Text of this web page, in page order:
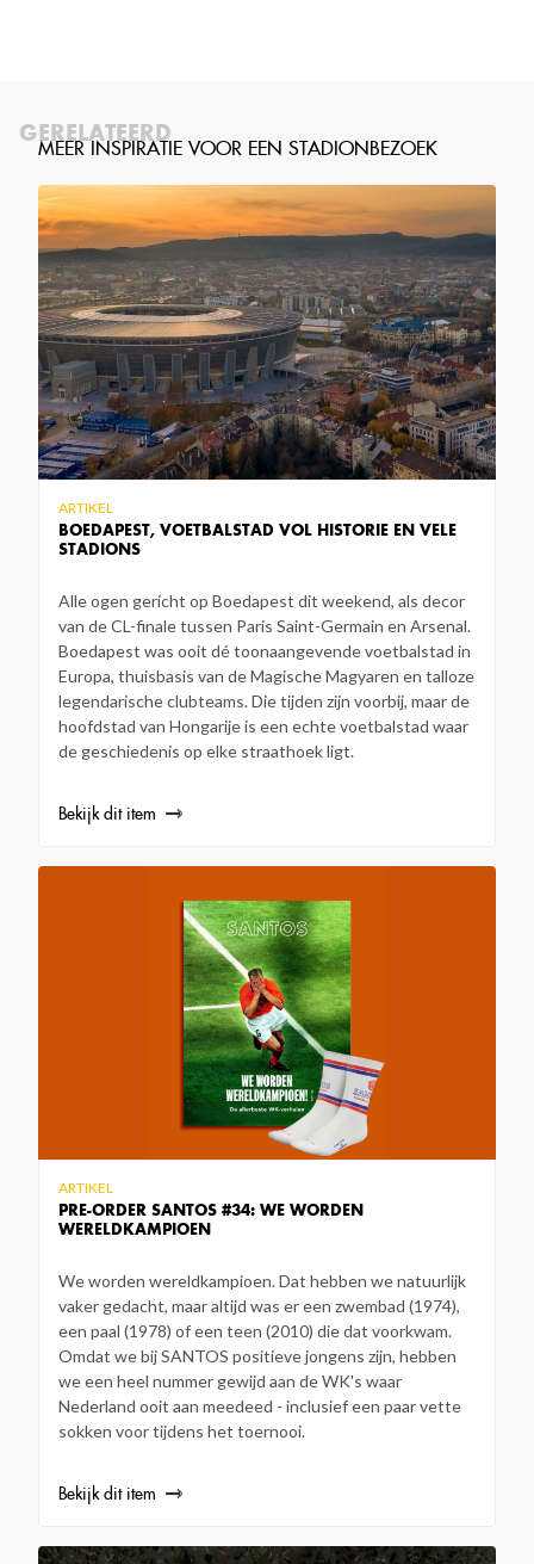
GERELATEERD
BOEDAPEST, VOETBALSTAD VOL HISTORIE EN VELE
STADIONS
ARTIKEL
Alle ogen gericht op Boedapest dit weekend, als decor
van de CL-finale tussen Paris Saint-Germain en Arsenal.
Boedapest was ooit dé toonaangevende voetbalstad in
Europa, thuisbasis van de Magische Magyaren en talloze
legendarische clubteams. Die tijden zijn voorbij, maar de
hoofdstad van Hongarije is een echte voetbalstad waar
de geschiedenis op elke straathoek ligt.
Bekijk dit item
PRE-ORDER SANTOS #34: WE WORDEN
WERELDKAMPIOEN
ARTIKEL
We worden wereldkampioen. Dat hebben we natuurlijk
vaker gedacht, maar altijd was er een zwembad (1974),
een paal (1978) of een teen (2010) die dat voorkwam.
Omdat we bij SANTOS positieve jongens zijn, hebben
we een heel nummer gewijd aan de WK's waar
Nederland ooit aan meedeed - inclusief een paar vette
sokken voor tijdens het toernooi.
Bekijk dit item